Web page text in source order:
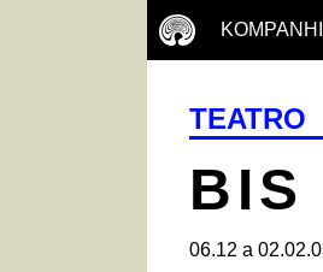
TEATRO
BIS
06.12 a